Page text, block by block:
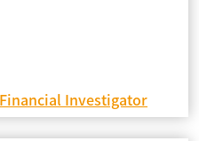
Investigator